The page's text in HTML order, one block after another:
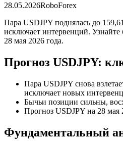
28.05.2026RoboForex
Пара USDJPY поднялась до
исключает интервенций.
28 мая 2026 года.
Прогноз USDJPY:
Пара USDJPY снова
исключает новых
Бычьи позиции сильны,
Прогноз USDJPY на 28 мая
Фундаментальный